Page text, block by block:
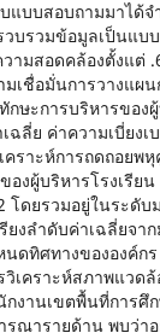
แบบสอบถามมาได้
วบรวมข้อมูลเป็นแ
มสอดคล้องตั้งแต่
เชื่อมั่นการวางแผ
ษะการบริหารของ
ฉลี่ย ค่าความเบี่ยง
ราะห์การถดถอย
องผู้บริหารโรงเรีย
โดยรวมอยู่ในระดั
ยงลำดับค่าเฉลี่ยจา
ดทิศทางขององค์ก
เคราะห์สภาพแวด
กงานเขตพื้นที่การศึ
รณารายด้าน พบว่า